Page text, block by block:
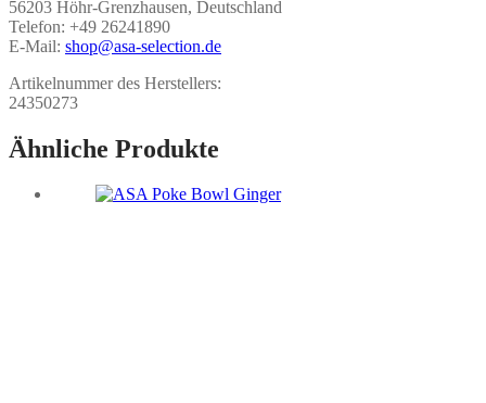
56203 Höhr-Grenzhausen, Deutschland
Telefon: +49 26241890
E-Mail: shop@asa-selection.de
Artikelnummer des Herstellers:
24350273
Ähnliche Produkte